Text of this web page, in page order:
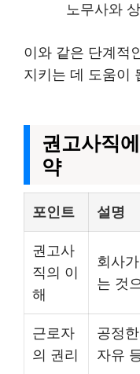
노무사와
이와 같은 단계적
지키는 데 도움이
권고사직
약
포인트 설명
권고사
직의 이
해
회사
는 것
근로자
의 권리
공정
자유